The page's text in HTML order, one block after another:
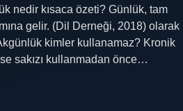
nedir kısaca özeti? Günlük, tam
gelir. (Dil Derneği, 2018) olarak
kimler kullanamaz? Kronik
sakızı kullanmadan önce…